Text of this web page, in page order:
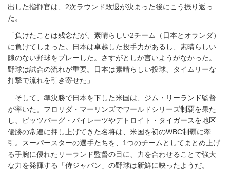
出した指揮官は、2次ラウンド敗退が決まった後にこう振り返っ
た。
「負けたことは残念だが、素晴らしい2チーム（日本とオランダ）
に負けてしまった。日本は卓越した投手力があるし、素晴らしい
隙のない野球をプレーした。さすがとしか言いようがなかった。
野球は試合の流れが重要。日本は素晴らしい投球、タイムリーな
打撃で流れを引き寄せた」
そして、準決勝で日本を下した米国は、ジム・リーランド監督
が率いた。フロリダ・マーリンズでワールドシリーズ制覇を果た
し、ピッツバーグ・パイレーツやデトロイト・タイガースを地区
優勝の常連に押し上げてきた名将は、米国を初のWBC制覇に牽
引。スーパースターの選手たちを、1つのチームとしてまとめ上げ
る手腕に優れたリーランド監督の目に、力を合わせることで強大
な力を発揮する「侍ジャパン」の野球は新鮮に映ったようだ。